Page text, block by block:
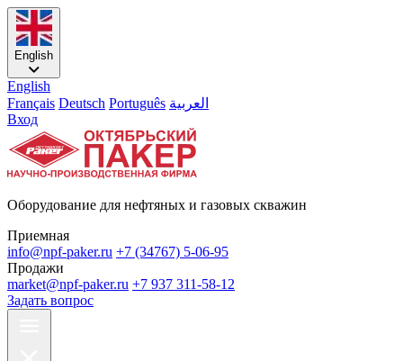
English
English
Français Deutsch Português العربية
Вход
Оборудование для нефтяных и газовых скважин
Приемная
info@npf-paker.ru +7 (34767) 5-06-95
Продажи
market@npf-paker.ru +7 937 311-58-12
Задать вопрос